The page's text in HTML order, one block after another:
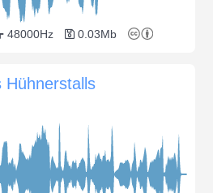
48000Hz 0.03Mb
Hühnerstalls